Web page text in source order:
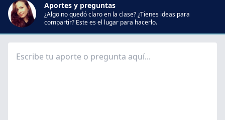
Aportes y preguntas
¿Algo no quedó claro en la clase? ¿Tienes ideas para
compartir? Este es el lugar para hacerlo.